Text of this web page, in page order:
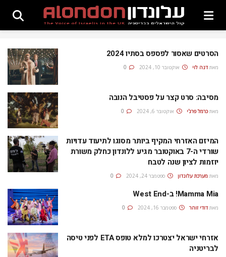
הסרטים שאסור לפספס בסתיו 2024
מאת דנה לוי אוקטובר 10, 2024
מסיבה: סרט קצר על פסטיבל הנובה
מאת כרמל פרג'י אוקטובר 6, 2024
המיזם האזרחי המקיף ביותר מסוגו לתיעוד עדויות
שורדי ה-7 באוקטובר מגיע ללונדון כחלק משורת
יוזמות לציון שנה לטבח
מאת מערכת עלונדון ספטמבר 24, 2024
Mamma Mia! ב-West End
מאת דודי זוהר ספטמבר 16, 2024
אזרחי ישראל יצטרכו למלא טופס ETA לפני טיסה
לבריטניה